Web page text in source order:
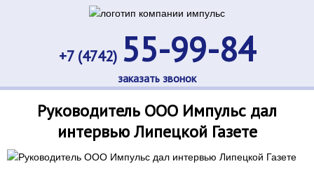
+7 (4742) 55-99-84
заказать звонок
Руководитель ООО Импульс дал
интервью Липецкой Газете